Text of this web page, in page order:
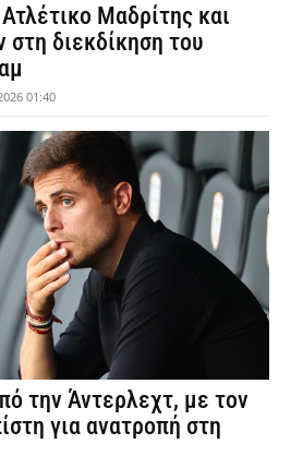
Μαδρίτης και
διεκδίκηση του
01:40
την Άντερλεχτ, με τον
για ανατροπή στη